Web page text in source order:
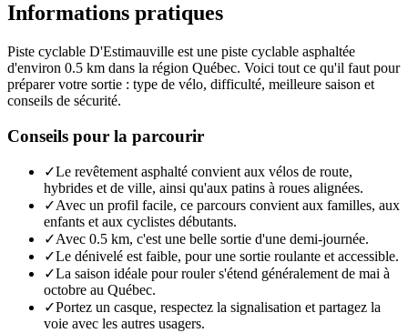
Informations pratiques
Piste cyclable D'Estimauville est une piste cyclable asphaltée
d'environ 0.5 km dans la région Québec. Voici tout ce qu'il faut pour
préparer votre sortie : type de vélo, difficulté, meilleure saison et
conseils de sécurité.
Conseils pour la parcourir
✓Le revêtement asphalté convient aux vélos de route,
hybrides et de ville, ainsi qu'aux patins à roues alignées.
✓Avec un profil facile, ce parcours convient aux familles, aux
enfants et aux cyclistes débutants.
✓Avec 0.5 km, c'est une belle sortie d'une demi-journée.
✓Le dénivelé est faible, pour une sortie roulante et accessible.
✓La saison idéale pour rouler s'étend généralement de mai à
octobre au Québec.
✓Portez un casque, respectez la signalisation et partagez la
voie avec les autres usagers.